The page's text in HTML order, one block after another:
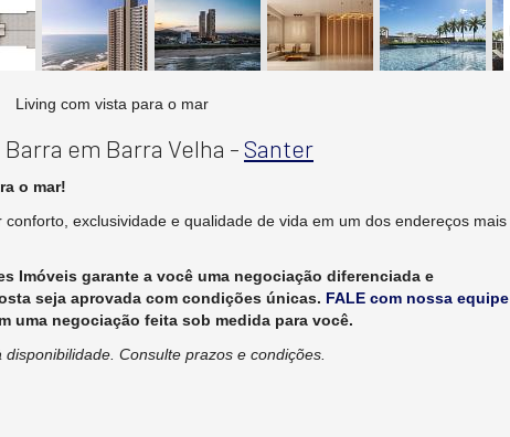
Living com vista para o mar
em Barra Velha -Santer
o mar!
exclusividade e qualidade de vida em um dos endereços mais
Imóveis garante a você uma negociação diferenciada e
seja aprovada com condições únicas. FALE com nossa equipe
uma negociação feita sob medida para você.
disponibilidade. Consulte prazos e condições.